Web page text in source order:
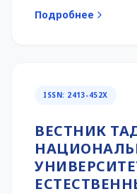
Подробнее
ISSN: 2413-452Х
ВЕСТНИК